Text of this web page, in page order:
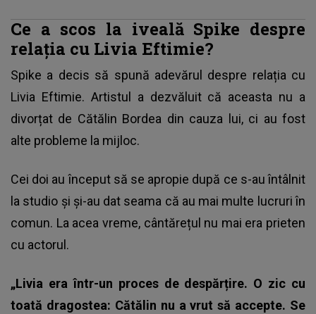
Ce a scos la iveală Spike despre
relația cu Livia Eftimie?
Spike a decis să spună adevărul despre relația cu
Livia Eftimie. Artistul a dezvăluit că aceasta nu a
divorțat de Cătălin Bordea din cauza lui, ci au fost
alte probleme la mijloc.
Cei doi au început să se apropie după ce s-au întâlnit
la studio și și-au dat seama că au mai multe lucruri în
comun. La acea vreme, cântărețul nu mai era prieten
cu actorul.
„Livia era într-un proces de despărțire. O zic cu
toată dragostea: Cătălin nu a vrut să accepte. Se